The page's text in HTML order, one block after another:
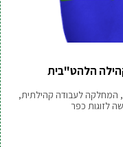
הלהט"בית
המחלקה לעבודה קהילתית,
לזוגות כפר